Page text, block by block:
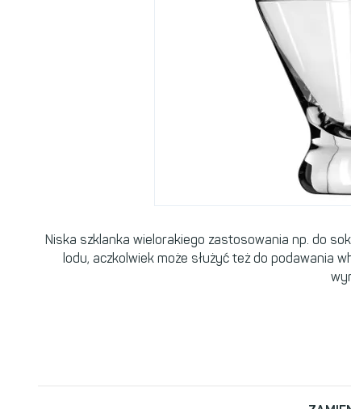
Niska szklanka wielorakiego zastosowania np. do
lodu, aczkolwiek może służyć też do podawania